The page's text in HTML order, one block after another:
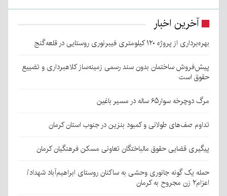
آخرین اخبار
بهره‌برداری از پروژه ۱۲۰ کیلومتری فیبرنوری روستایی در قلعه‌گنج
پیش‌فروش ساختمان بدون سند رسمی زمینه‌ساز کلاهبرداری و تضییع
حقوق است
مرگ دوچرخه سوار۶۵ ساله در مسیر باغین
تداوم صف‌های طولانی و کمبود بنزین در جنوب استان کرمان
پیگیری قضایی حقوق مالباختگان تعاونی مسکن فرهنگیان کرمان
حمله یک گونه جانوری وحشی به ساکنان روستای ابراهیم‌آباد شهداد/
اعزام۲ زن مجروح به کرمان